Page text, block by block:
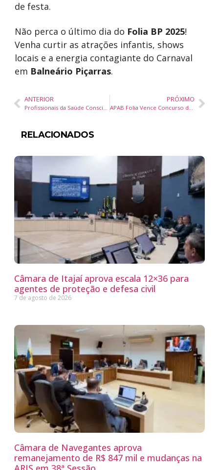
de festa.
Não perca o último dia do Folia BP 2025!
Venha curtir as atrações infantis, shows
locais e a energia contagiante do Carnaval
em Balneário Piçarras.
ANTERIOR
Profissionais da Saúde Conscientizam Foliões sobre Infecções Sexualmente Transmissíveis no Carnaval de Itajaí
PRÓXIMO
APAB Folia Vence Concurso de Blocos no Folia BP 2025 em Balneário Piçarras
RELACIONADOS
Câmara de Itajaí aprova escala 12×36 para
agentes de proteção e defesa civil
7 de agosto de 2026
Câmara de Navegantes aprova
remanejamento de R$ 847 mil e mudanças na